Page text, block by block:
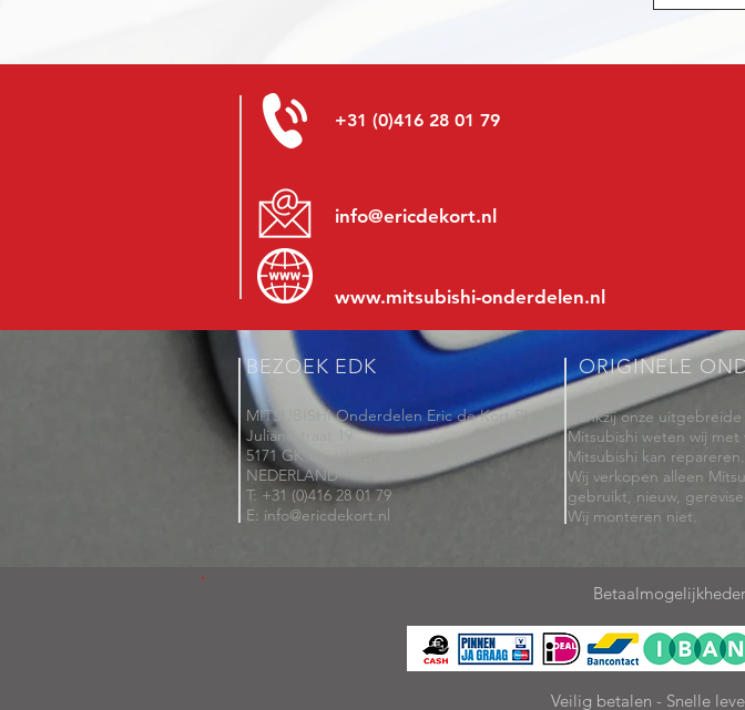
+31 (0)416 28 01 79
info@ericdekort.nl
www.mitsubishi-onderdelen.nl
BEZOEK EDK
MITSUBISHI Onderdelen Eric de Kort BV
Julianastraat 19
5171 GK Kaatsheuvel
NEDERLAND
T: +31 (0)416 28 01 79
E: info@ericdekort.nl
ORIGINELE
Dankzij onze
Mitsubishi weten wij
Mitsubishi kan repareren.
Wij verkopen alleen
gebruikt, nieuw,
Wij monteren niet.
Veilig betalen - Snelle